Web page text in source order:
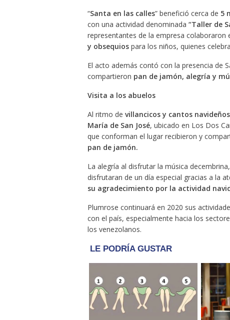
“Santa en las calles” benefició cerca de 5
con una actividad denominada “Taller de
representantes de la empresa colaboraron
y obsequiospara los niños, quienes
El acto además contó con la presencia de
compartieron pan de jamón, alegría y
Visita a los abuelos
Al ritmo de villancicos y cantos navideños
María de San José, ubicado en Los Dos
que conforman el lugar recibieron y
pan de jamón.
La alegría al disfrutar la música
disfrutaran de un día especial gracias a la
su agradecimiento por la actividad
Plumrose continuará en 2020 sus
con el país, especialmente hacia los
los venezolanos.